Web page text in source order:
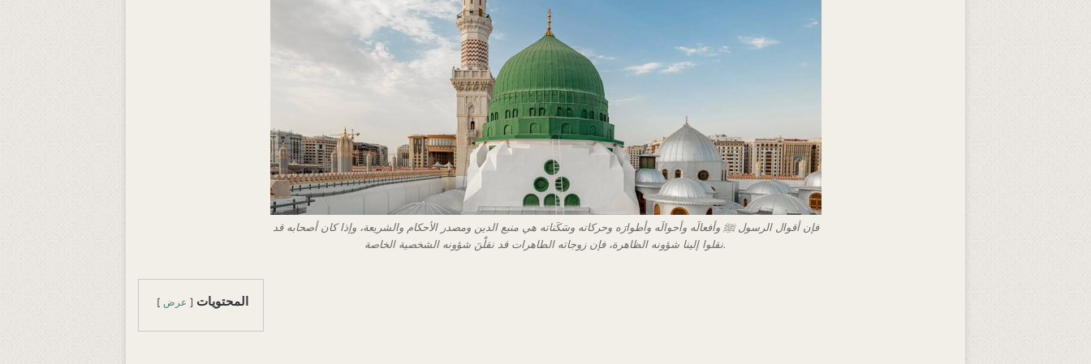
فإن أقوال الرسول ﷺ وأفعالَه وأحوالَه وأطوارَه وحركاته وسَكَناته هي منبع الدين ومصدر الأحكام والشريعة، وإذا كان أصحابه قد
نقلوا إلينا شؤونه الظاهرة، فإن زوجاته الطاهرات قد نقلْنَ شؤونه الشخصية الخاصة.
المحتويات عرض